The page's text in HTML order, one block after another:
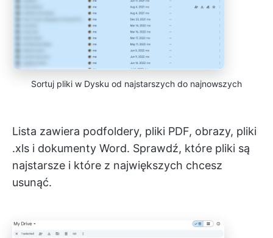
Sortuj pliki w Dysku od najstarszych do najnowszych
Lista zawiera podfoldery, pliki PDF, obrazy, pliki
.xls i dokumenty Word. Sprawdź, które pliki są
najstarsze i które z największych chcesz
usunąć.